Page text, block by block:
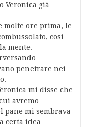
Veronica già
molte ore prima, le
così
mente.
penetrare nei
mi disse che
avremo
pane mi sembrava
certa idea